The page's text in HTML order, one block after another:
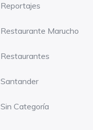
Reportajes
Restaurante Marucho
Restaurantes
Santander
Sin Categoría